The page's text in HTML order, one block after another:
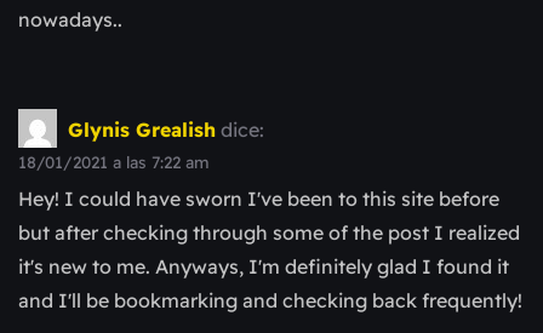
nowadays..
Glynis Grealish dice:
18/01/2021 a las 7:22 am
Hey! I could have sworn I've been to this site before
but after checking through some of the post I realized
it's new to me. Anyways, I'm definitely glad I found it
and I'll be bookmarking and checking back frequently!